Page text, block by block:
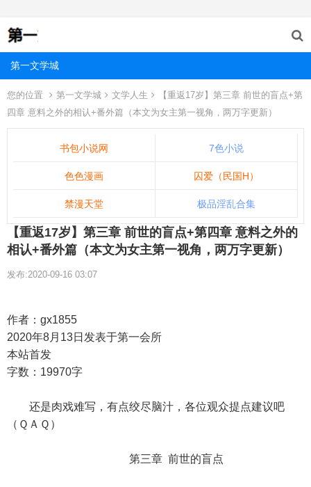
第一文学城
您的位置 第一文学城 文学人生
【重返17岁】第三章 前世的盲点+第
四章 意料之外的相认+番外篇（本文为女主第一视角，两万字更新）
书包小说网 7色小说
色色漫画 囚爱（民国H）
禁漫天堂 极品淫乱合集
【重返17岁】第三章 前世的盲点+第四章 意料之外的
相认+番外篇（本文为女主第一视角，两万字更新）
发布:2020-09-16 03:07
作者：gx1855
2020年8月13日发表于第一会所
本站首发
字数：19970字
还是肉戏难写，有点绞尽脑汁，各位观众提点建议吧
（ＱＡＱ）
第三章 前世的盲点